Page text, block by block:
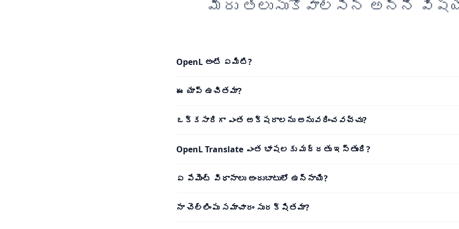
మీరు తెలుసుకోవాల్సిన అన్ని
OpenL అంటే ఏమిటి?
ఈ యాప్ ఉచితమా?
ఒక్కసారిగా ఎంత అక్షరాలను అనువదించవచ్చు?
OpenL Translate ఎంత భాషలకు మద్దతు ఇస్తుంది?
ఏ పేమెంట్ విధానాలు అందుబాటులో ఉన్నాయి?
నా చెల్లింపు సమాచారం సురక్షితమా?